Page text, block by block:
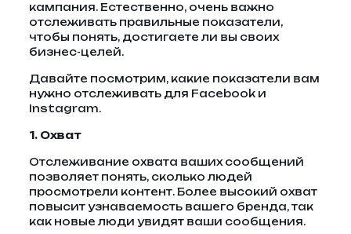
кампания. Естественно, очень важно
отслеживать правильные показатели,
чтобы понять, достигаете ли вы своих
бизнес-целей.
Давайте посмотрим, какие показатели вам
нужно отслеживать для Facebook и
Instagram.
1. Охват
Отслеживание охвата ваших сообщений
позволяет понять, сколько людей
просмотрели контент. Более высокий охват
повысит узнаваемость вашего бренда, так
как новые люди увидят ваши сообщения.